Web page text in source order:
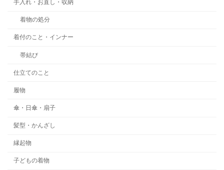
手入れ・お直し・収納
着物の処分
着付のこと・インナー
帯結び
仕立てのこと
履物
傘・日傘・扇子
髪型・かんざし
縁起物
子どもの着物